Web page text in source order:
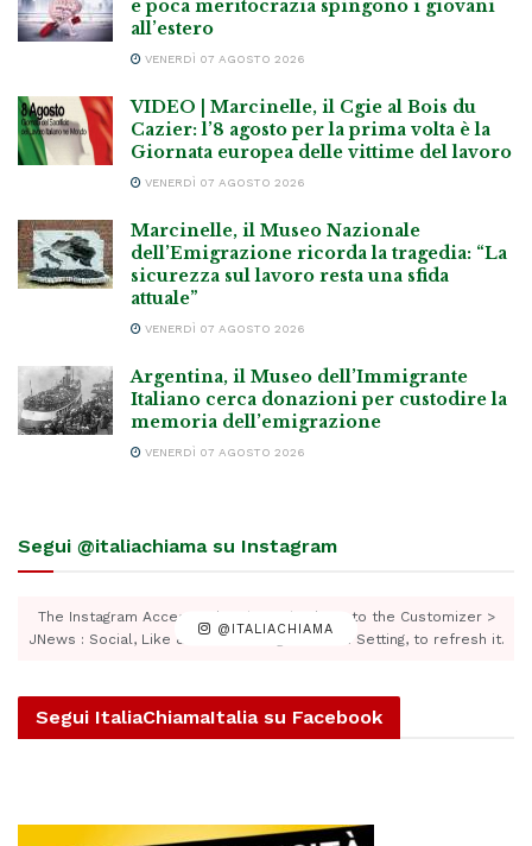
e poca meritocrazia spingono i giovani
all’estero
VENERDÌ 07 AGOSTO 2026
VIDEO | Marcinelle, il Cgie al Bois du
Cazier: l’8 agosto per la prima volta è la
Giornata europea delle vittime del lavoro
VENERDÌ 07 AGOSTO 2026
Marcinelle, il Museo Nazionale
dell’Emigrazione ricorda la tragedia: “La
sicurezza sul lavoro resta una sfida
attuale”
VENERDÌ 07 AGOSTO 2026
Argentina, il Museo dell’Immigrante
Italiano cerca donazioni per custodire la
memoria dell’emigrazione
VENERDÌ 07 AGOSTO 2026
Segui @italiachiama su Instagram
@ITALIACHIAMA
The Instagram Access Token is expired, Go to the Customizer >
JNews : Social, Like & View > Instagram Feed Setting, to refresh it.
Segui ItaliaChiamaItalia su Facebook